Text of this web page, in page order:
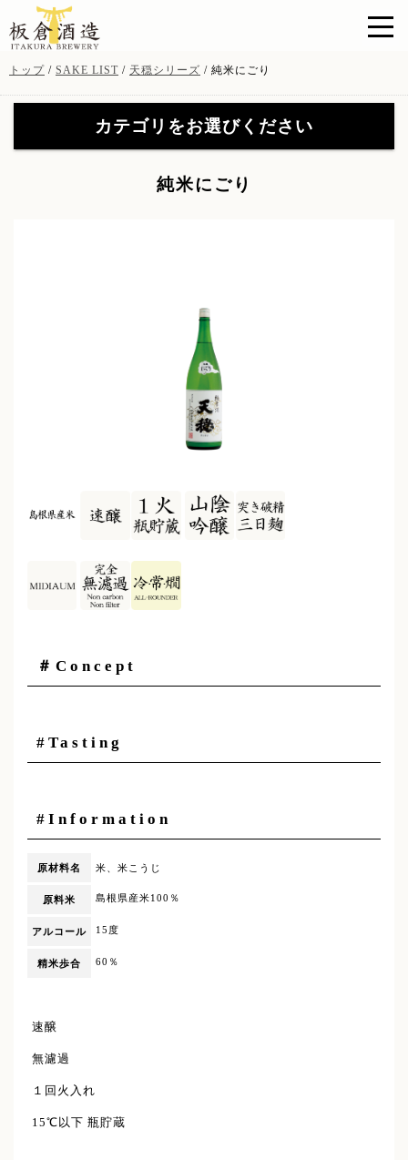
このページの本文へ
現
の
トップ / SAKE LIST / 天穏シリーズ / 純米にごり
カテゴリをお選びください
【特約店限定販売】無窮天
穏シリーズ
純米にごり
＃Concept
#Tasting
#Information
原材料名 米、米こうじ
原料米 島根県産米100％
アルコール 15度
精米歩合 60％
速醸
無濾過
１回火入れ
15℃以下 瓶貯蔵